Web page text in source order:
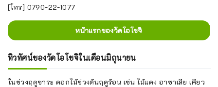
[โทร] 0790-22-1077
หน้าแรกของวัดโอโชจิ
ทิวทัศน์ของวัดโอโชจิในเดือนมิถุนายน
ในช่วงฤดูซาระ ดอกไม้ช่วงต้นฤดูร้อน เช่น ไม้แดง อาซาเลีย เคียว